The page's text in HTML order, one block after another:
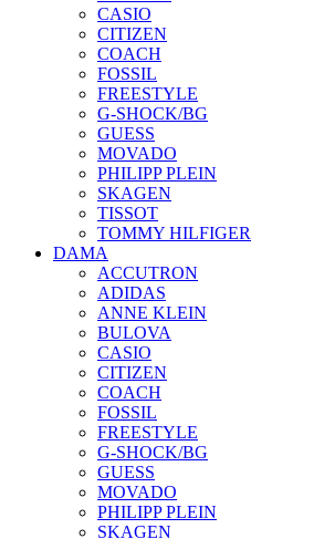
CASIO
CITIZEN
COACH
FOSSIL
FREESTYLE
G-SHOCK/BG
GUESS
MOVADO
PHILIPP PLEIN
SKAGEN
TISSOT
TOMMY HILFIGER
DAMA
ACCUTRON
ADIDAS
ANNE KLEIN
BULOVA
CASIO
CITIZEN
COACH
FOSSIL
FREESTYLE
G-SHOCK/BG
GUESS
MOVADO
PHILIPP PLEIN
SKAGEN